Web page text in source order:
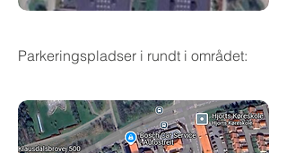
Parkeringspladser i rundt i området: